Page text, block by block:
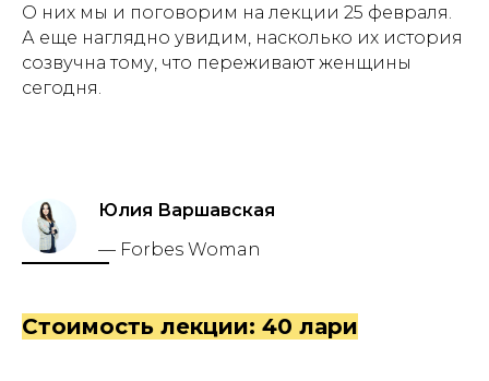
О них мы и поговорим на лекции 25 февраля.
А еще наглядно увидим, насколько их история
созвучна тому, что переживают женщины
сегодня.
Юлия Варшавская
— Forbes Woman
Стоимость лекции: 40 лари